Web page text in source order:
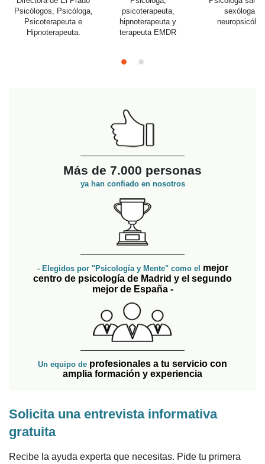
psicoterapeuta,
hipnoterapeuta y
terapeuta EMDR
sexóloga y
neuropsicóloga
Más de 7.000 personas
ya han confiado en nosotros
- Elegidos por "Psicología y Mente" como el mejor
centro de psicología de Madrid y el segundo
mejor de España -
Un equipo de profesionales a tu servicio con
amplia formación y experiencia
Solicita una entrevista informativa
gratuita
Recibe la ayuda experta que necesitas. Pide tu primera